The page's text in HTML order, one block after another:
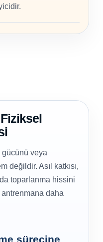
veya
değildir. Asıl katkısı,
toparlanma hissini
daha
sürecine